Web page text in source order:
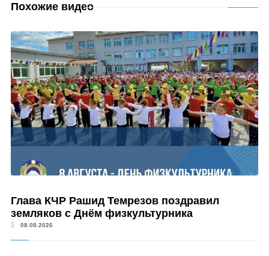
Похожие видео
Глава КЧР Рашид Темрезов поздравил
земляков с Днём физкультурника
08.08.2026